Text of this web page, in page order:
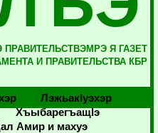
Я ГАЗЕТ
И ПРАВИТЕЛЬСТВА КБР
Лэжьакlуэхэр
Хъыбарегъащlэ
Амир и махуэ